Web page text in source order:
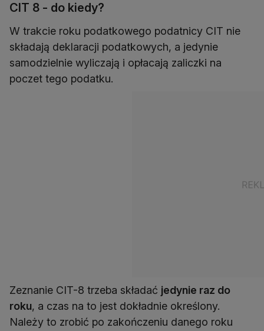
CIT 8 - do kiedy?
W trakcie roku podatkowego podatnicy CIT nie
składają deklaracji podatkowych, a jedynie
samodzielnie wyliczają i opłacają zaliczki na
poczet tego podatku.
Zeznanie CIT-8 trzeba składać jedynie raz do
roku, a czas na to jest dokładnie określony.
Należy to zrobić po zakończeniu danego roku